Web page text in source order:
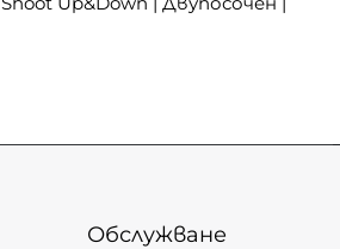
Обслужване